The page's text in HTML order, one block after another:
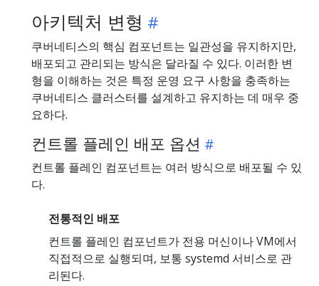
아키텍처 변형
쿠버네티스의 핵심 컴포넌트는 일관성을 유지하지만,
배포되고 관리되는 방식은 달라질 수 있다. 이러한 변
형을 이해하는 것은 특정 운영 요구 사항을 충족하는
쿠버네티스 클러스터를 설계하고 유지하는 데 매우 중
요하다.
컨트롤 플레인 배포 옵션
컨트롤 플레인 컴포넌트는 여러 방식으로 배포될 수 있
다.
전통적인 배포
컨트롤 플레인 컴포넌트가 전용 머신이나 VM에서
직접적으로 실행되며, 보통 systemd 서비스로 관
리된다.